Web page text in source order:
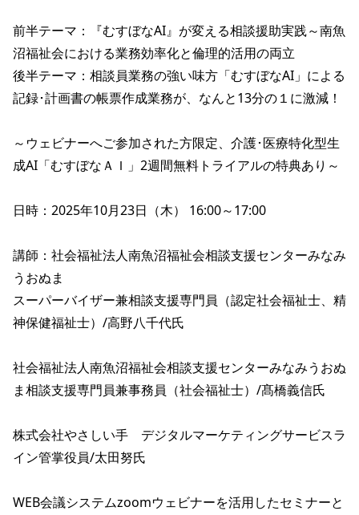
前半テーマ：『むすぼなAI』が変える相談援助実践～南魚
沼福祉会における業務効率化と倫理的活用の両立
後半テーマ：相談員業務の強い味方「むすぼなAI」による
記録･計画書の帳票作成業務が、なんと13分の１に激減！
～ウェビナーへご参加された方限定、介護･医療特化型生
成AI「むすぼなＡＩ」2週間無料トライアルの特典あり～
日時：2025年10月23日（木） 16:00～17:00
講師：社会福祉法人南魚沼福祉会相談支援センターみなみ
うおぬま
スーパーバイザー兼相談支援専門員（認定社会福祉士、精
神保健福祉士）/高野八千代氏
社会福祉法人南魚沼福祉会相談支援センターみなみうおぬ
ま相談支援専門員兼事務員（社会福祉士）/髙橋義信氏
株式会社やさしい手　デジタルマーケティングサービスラ
イン管掌役員/太田努氏
WEB会議システムzoomウェビナーを活用したセミナーと